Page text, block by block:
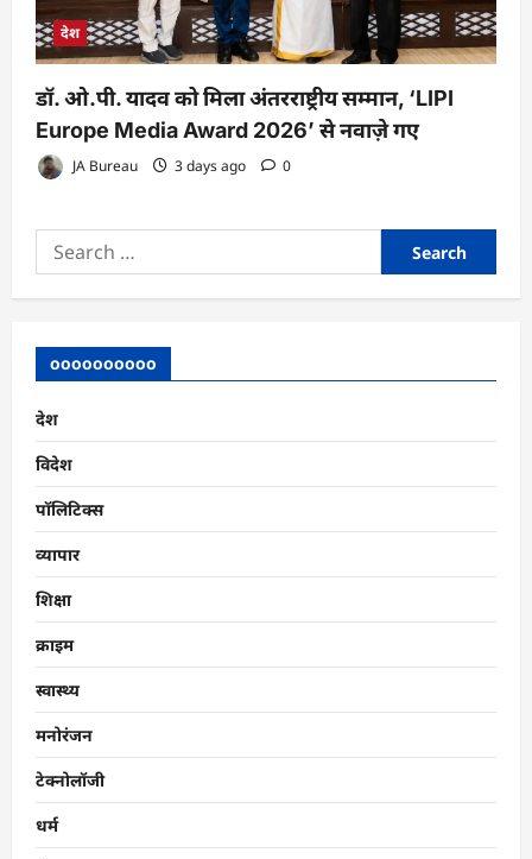
देश
डॉ. ओ.पी. यादव को मिला अंतरराष्ट्रीय सम्मान, ‘LIPI
Europe Media Award 2026’ से नवाज़े गए
JA Bureau 3 days ago 0
Search
for:
oooooooooo
देश
विदेश
पॉलिटिक्स
व्यापार
शिक्षा
क्राइम
स्वास्थ्य
मनोरंजन
टेक्नोलॉजी
धर्म